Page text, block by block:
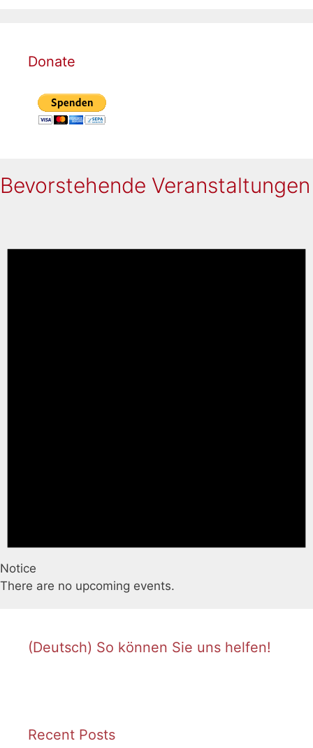
Donate
Bevorstehende Veranstaltungen
Notice
There are no upcoming events.
(Deutsch) So können Sie uns helfen!
Recent Posts